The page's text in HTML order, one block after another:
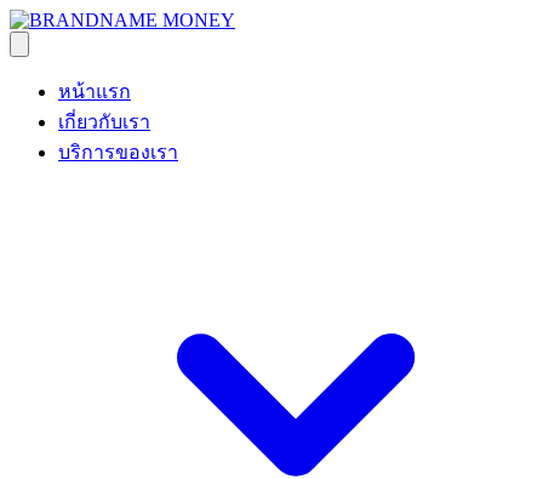
หน้าแรก
เกี่ยวกับเรา
บริการของเรา